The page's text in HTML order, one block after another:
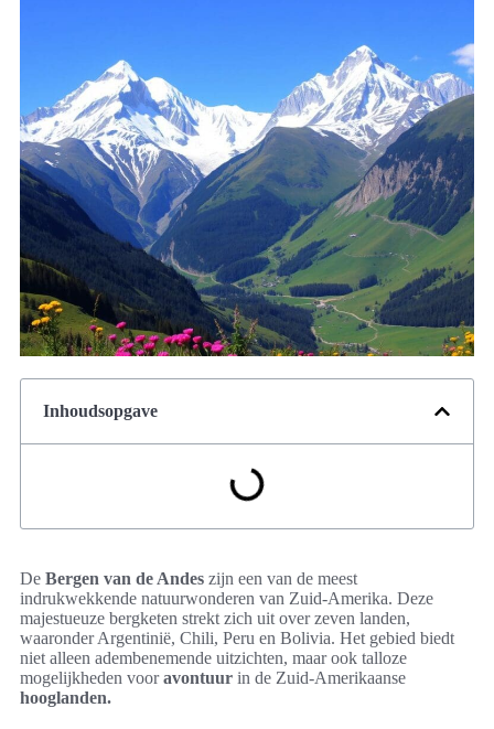
Inhoudsopgave
De Bergen van de Andes zijn een van de meest
indrukwekkende natuurwonderen van Zuid-Amerika. Deze
majestueuze bergketen strekt zich uit over zeven landen,
waaronder Argentinië, Chili, Peru en Bolivia. Het gebied biedt
niet alleen adembenemende uitzichten, maar ook talloze
mogelijkheden vooravontuur in de Zuid-Amerikaanse
hooglanden.